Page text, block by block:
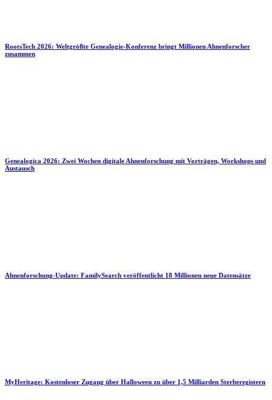
RootsTech 2026: Weltgrößte Genealogie-Konferenz bringt Millionen Ahnenforscher
zusammen
Genealogica 2026: Zwei Wochen digitale Ahnenforschung mit Vorträgen, Workshops und
Austausch
Ahnenforschung-Update: FamilySearch veröffentlicht 18 Millionen neue Datensätze
MyHeritage: Kostenloser Zugang über Halloween zu über 1,5 Milliarden Sterberegistern